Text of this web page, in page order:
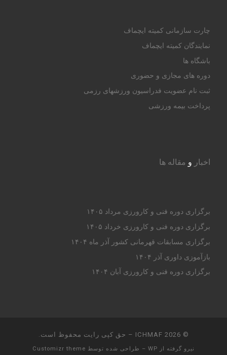
چارت سازمانی کمیته ایچماف
نمایندگان کمیته ایچماف
باشگاه ها
دوره های مجازی و حضوری
ثبت نام عضویت فدراسیون ورزشهای رزمی
پرداخت بیمه ورزشی
اخبار و مقاله ها
برگزاری دوره فنی و کارورزی مرداد ۱۴۰۵
برگزاری دوره فنی و کارورزی خرداد ۱۴۰۵
برگزاری مسابقات قهرمانی کشور آذر ماه ۱۴۰۴
بازآموزی داوری آذر ۱۴۰۴
برگزاری دوره فنی و کارورزی آبان ۱۴۰۴
© 2026
ICHMAF – حق کپی رایت محفوظ است.
نیرو گرفته از WP – طراحی شده توسط Customizr theme